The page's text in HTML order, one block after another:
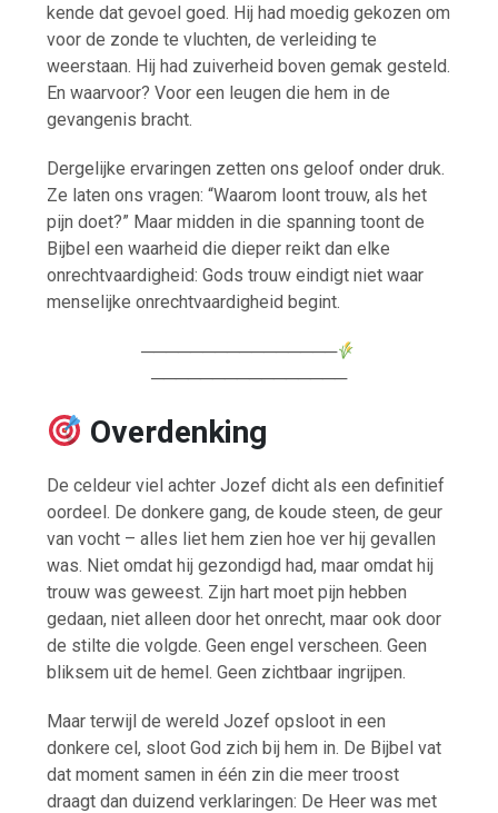
kende dat gevoel goed. Hij had moedig gekozen om
voor de zonde te vluchten, de verleiding te
weerstaan. Hij had zuiverheid boven gemak gesteld.
En waarvoor? Voor een leugen die hem in de
gevangenis bracht.
Dergelijke ervaringen zetten ons geloof onder druk.
Ze laten ons vragen: “Waarom loont trouw, als het
pijn doet?” Maar midden in die spanning toont de
Bijbel een waarheid die dieper reikt dan elke
onrechtvaardigheid: Gods trouw eindigt niet waar
menselijke onrechtvaardigheid begint.
────────────────
────────────────
Overdenking
De celdeur viel achter Jozef dicht als een definitief
oordeel. De donkere gang, de koude steen, de geur
van vocht – alles liet hem zien hoe ver hij gevallen
was. Niet omdat hij gezondigd had, maar omdat hij
trouw was geweest. Zijn hart moet pijn hebben
gedaan, niet alleen door het onrecht, maar ook door
de stilte die volgde. Geen engel verscheen. Geen
bliksem uit de hemel. Geen zichtbaar ingrijpen.
Maar terwijl de wereld Jozef opsloot in een
donkere cel, sloot God zich bij hem in. De Bijbel vat
dat moment samen in één zin die meer troost
draagt dan duizend verklaringen: De Heer was met